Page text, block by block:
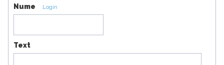
Nume Login
Text